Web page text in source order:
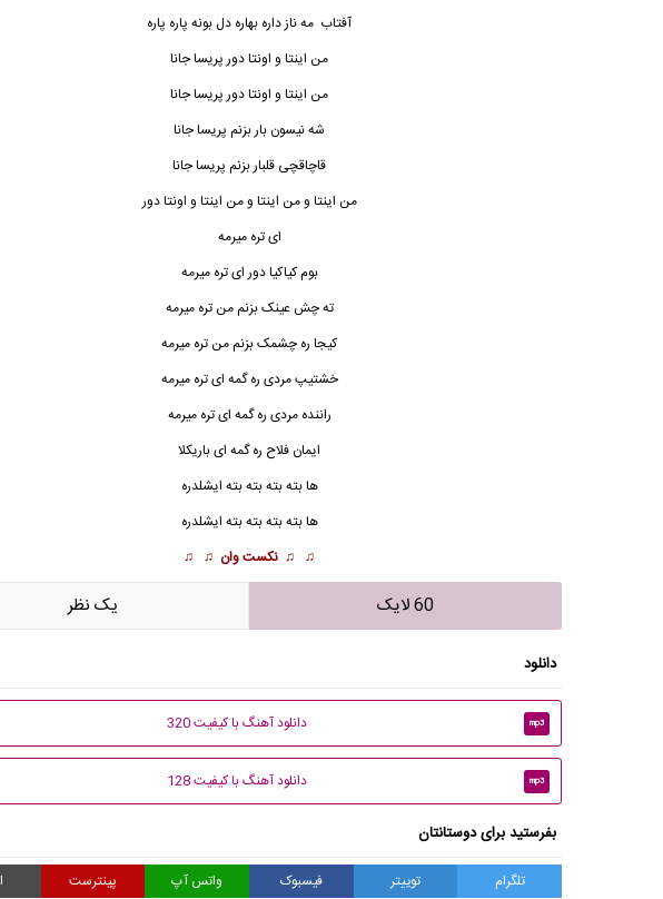
آفتاب مه ناز داره بهاره دل بونه پاره پاره
من اینتا و اونتا دور پریسا جانا
من اینتا و اونتا دور پریسا جانا
شه نیسون بار بزنم پریسا جانا
قاچاقچی قلبار بزنم پریسا جانا
من اینتا و من اینتا و من اینتا و اونتا دور
ای تره میرمه
بوم کیاکیا دور ای تره میرمه
ته چش عینک بزنم من تره میرمه
کیجا ره چشمک بزنم من تره میرمه
خشتیپ مردی ره گمه ای تره میرمه
راننده مردی ره گمه ای تره میرمه
ایمان فلاح ره گمه ای باریکلا
ها بته بته بته بته ایشلدره
ها بته بته بته بته ایشلدره
♫ ♫ نکست وان ♫ ♫
60 لایک يک نظر
دانلود
mp3 دانلود آهنگ با کیفیت 320
mp3 دانلود آهنگ با کیفیت 128
بفرستید برای دوستانتان
تلگرام توییتر فیسبوک واتس آپ پینترست